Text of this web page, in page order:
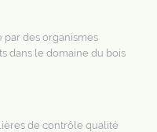
par des organismes
dans le domaine du bois
de contrôle qualité